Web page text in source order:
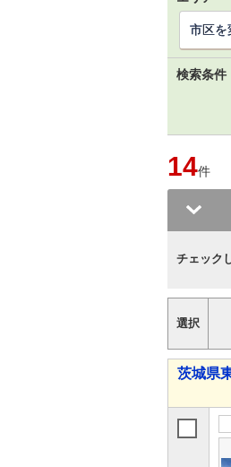
市区を
検索条件
14件
チェック
選択
茨城県